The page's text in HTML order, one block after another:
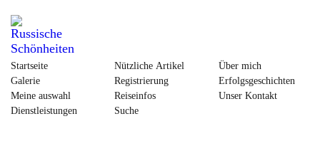
Startseite
Galerie
Meine auswahl
Dienstleistungen
Nützliche Artikel
Registrierung
Reiseinfos
Suche
Über mich
Erfolgsgeschichten
Unser Kontakt